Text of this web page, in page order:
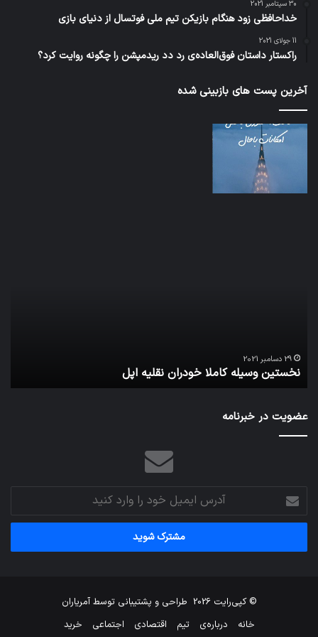
30 سپتامبر 2021
خداحافظی زود هنگام بازیکن تیم ملی فوتسال از دنیای بازی
11 جولای 2021
راکستار داستان فوق‌العاده‌ی رد دد ریدمپشن را چگونه روایت کرد؟
آخرین پست های بازبینی شده
29 دسامبر 2021
نخستین وسیله کاملا خودران نقلیه اپل
عضویت در خبرنامه
آدرس
ایمیل
خود
وارد
© کپی‌رایت 2026 طراحی و پشتیبانی توسطآمریاران
خانه
درباره‌ی تیم اقتصادی اجتماعی خرید